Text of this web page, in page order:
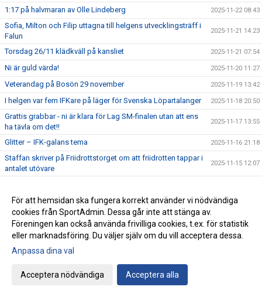
1:17 på halvmaran av Olle Lindeberg 2025-11-22 08:43
Sofia, Milton och Filip uttagna till helgens utvecklingsträff i
Falun
2025-11-21 14:23
Torsdag 26/11 klädkväll på kansliet 2025-11-21 07:54
Ni är guld värda! 2025-11-20 11:27
Veterandag på Bosön 29 november 2025-11-19 13:42
I helgen var fem IFKare på läger för Svenska Löpartalanger 2025-11-18 20:50
Grattis grabbar - ni är klara för Lag SM-finalen utan att ens
ha tävla om det!!
2025-11-17 13:55
Glitter – IFK-galans tema 2025-11-16 21:18
Staffan skriver på Friidrottstorget om att friidrotten tappar i
antalet utövare
2025-11-15 12:07
Klädprovning och julkampanj!
Luciaspelen 12-14 december 2025-11-12 09:03
Lagguld till U20-killarna i NM i terräng
Emma Holstad 3:24 i NY Marathon
Kalles andra guld i Nordiska mästerskapen i terräng – och
För att hemsidan ska fungera korrekt använder vi nödvändiga
cookies från SportAdmin. Dessa går inte att stänga av.
Föreningen kan också använda frivilliga cookies, t.ex. för statistik
eller marknadsföring. Du väljer själv om du vill acceptera dessa.
Anpassa dina val
Acceptera nödvändiga Acceptera alla